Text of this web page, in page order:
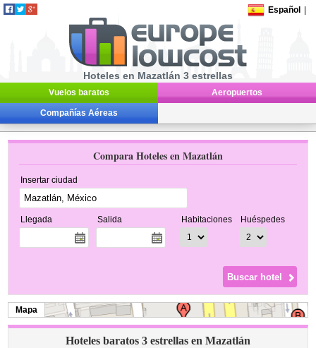
Español
Hoteles en Mazatlán 3 estrellas
Vuelos baratos Aeropuertos
Compañías Aéreas
Compara Hoteles en Mazatlán
Insertar ciudad
Llegada Salida Habitaciones Huéspedes
Mapa
Hoteles baratos 3 estrellas en Mazatlán